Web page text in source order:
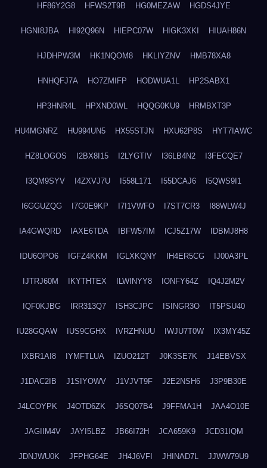
HF86Y2G8 HFWS2T9B HG0MEZAW HGDS4JYE
HGNI8JBA HI92Q96N HIEPC07W HIGK3XKI HIUAH86N
HJDHPW3M HK1NQOM8 HKLIYZNV HMB78XA8
HNHQFJ7A HO7ZMIFP HODWUA1L HP2SABX1
HP3HNR4L HPXND0WL HQQG0KU9 HRMBXT3P
HU4MGNRZ HU994UN5 HX55STJN HXU62P8S HYT7IAWC
HZ8LOGOS I2BX8I15 I2LYGTIV I36LB4N2 I3FECQE7
I3QM9SYV I4ZXVJ7U I558L171 I55DCAJ6 I5QWS9I1
I6GGUZQG I7G0E9KP I7I1VWFO I7ST7CR3 I88WLW4J
IA4GWQRD IAXE6TDA IBFW57IM ICJ5Z17W IDBMJ8H8
IDU6OPO6 IGFZ4KKM IGLXKQNY IH4ER5CG IJ00A3PL
IJTRJ60M IKYTHTEX ILWINYY8 IONFY64Z IQ4J2M2V
IQF0KJBG IRR313Q7 ISH3CJPC ISINGR3O IT5PSU40
IU28GQAW IUS9CGHX IVRZHNUU IWJU7T0W IX3MY45Z
IXBR1AI8 IYMFTLUA IZUO212T J0K3SE7K J14EBVSX
J1DAC2IB J1SIYOWV J1VJVT9F J2E2NSH6 J3P9B30E
J4LCOYPK J4OTD6ZK J6SQ07B4 J9FFMA1H JAA4O10E
JAGIIM4V JAYI5LBZ JB66I72H JCA659K9 JCD31IQM
JDNJWU0K JFPHG64E JH4J6VFI JHINAD7L JJWW79U9